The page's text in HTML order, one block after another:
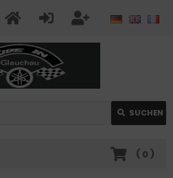
SUCHEN
( 0 )